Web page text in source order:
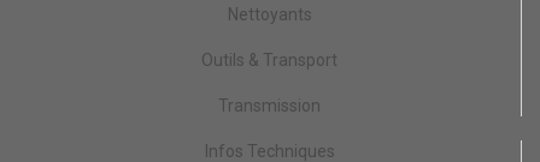
Nettoyants
Outils & Transport
Transmission
Infos Techniques